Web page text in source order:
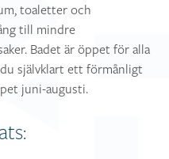
toaletter och
till mindre
Badet är öppet för alla
självklart ett förmånligt
juni-augusti.